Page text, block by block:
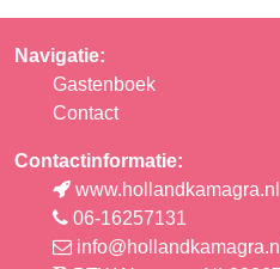
Navigatie:
Gastenboek
Contact
Contactinformatie:
www.hollandkamagra.nl
06-16257131
info@hollandkamagra.nl